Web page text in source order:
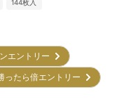
144枚入
エントリー
ったら倍エントリー